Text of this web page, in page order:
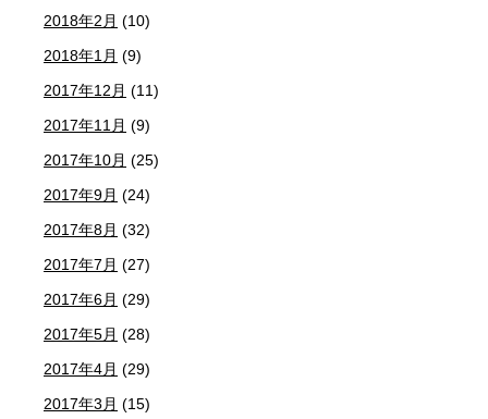
2018年2月 (10)
2018年1月 (9)
2017年12月 (11)
2017年11月 (9)
2017年10月 (25)
2017年9月 (24)
2017年8月 (32)
2017年7月 (27)
2017年6月 (29)
2017年5月 (28)
2017年4月 (29)
2017年3月 (15)